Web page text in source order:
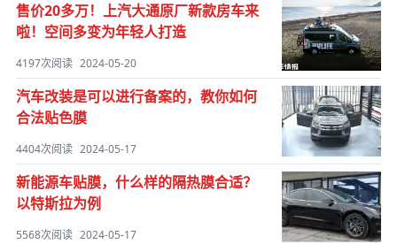
售价20多万！上汽大通原厂新款房车来
啦！空间多变为年轻人打造
4197次阅读 2024-05-20
汽车改装是可以进行备案的，教你如何
合法贴色膜
4404次阅读 2024-05-17
新能源车贴膜，什么样的隔热膜合适？
以特斯拉为例
5568次阅读 2024-05-17